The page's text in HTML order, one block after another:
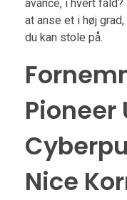
avance, i hvert
at anse et i høj
du kan stole på.
Pioneer
Nice